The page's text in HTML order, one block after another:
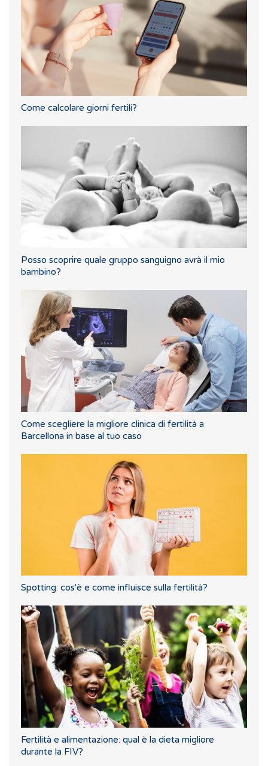
Come calcolare giorni fertili?
Posso scoprire quale gruppo sanguigno avrà il mio
bambino?
Come scegliere la migliore clinica di fertilità a
Barcellona in base al tuo caso
Spotting: cos'è e come influisce sulla fertilità?
Fertilità e alimentazione: qual è la dieta migliore
durante la FIV?